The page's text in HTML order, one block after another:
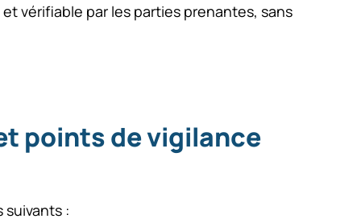
vérifiable par les parties prenantes, sans
points de vigilance
suivants :